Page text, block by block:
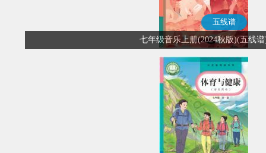
五线谱
七年级音乐上册(2024秋版)(五线